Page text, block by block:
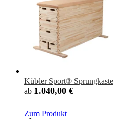
Kübler Sport®
ab 1.040,00 €
Zum Produkt